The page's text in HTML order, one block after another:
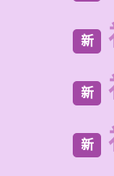
新
新
新